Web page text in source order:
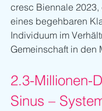
cresc Biennale 2023,
eines begehbaren
Individuum im
Gemeinschaft in den
2.3-Millionen-
Sinus –